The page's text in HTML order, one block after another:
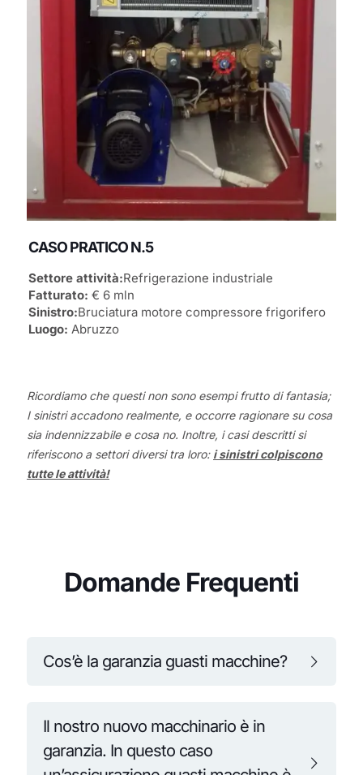
CASO PRATICO N.5
Settore attività:Refrigerazione industriale
Fatturato: € 6 mln
Sinistro:Bruciatura motore compressore frigorifero
Luogo: Abruzzo
Ricordiamo che questi non sono esempi frutto di fantasia;
I sinistri accadono realmente, e occorre ragionare su cosa
sia indennizzabile e cosa no. Inoltre, i casi descritti si
riferiscono a settori diversi tra loro: i sinistri colpiscono
tutte le attività!
Domande Frequenti
Cos’è la garanzia guasti macchine?
Il nostro nuovo macchinario è in
garanzia. In questo caso